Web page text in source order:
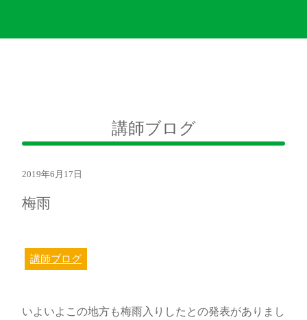
講師ブログ
2019年6月17日
梅雨
講師ブログ
いよいよこの地方も梅雨入りしたとの発表がありまし